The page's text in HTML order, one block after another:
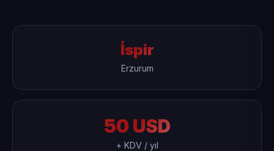
İspir
Erzurum
50 USD
+ KDV / yıl